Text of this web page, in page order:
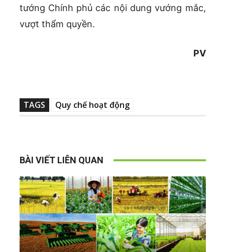
tướng Chính phủ các nội dung vướng mắc,
vượt thẩm quyền.
PV
TAGS Quy chế hoạt động
BÀI VIẾT LIÊN QUAN